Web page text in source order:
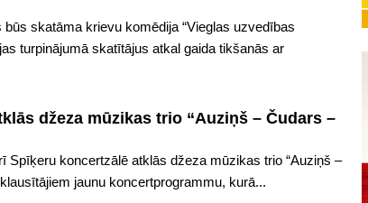
skatāma krievu komēdija “Vieglas uzvedības
turpinājumā skatītājus atkal gaida tikšanās ar
džeza mūzikas trio “Auziņš – Čudars –
Spīķeru koncertzālē atklās džeza mūzikas trio “Auziņš –
jaunu koncertprogrammu, kurā...